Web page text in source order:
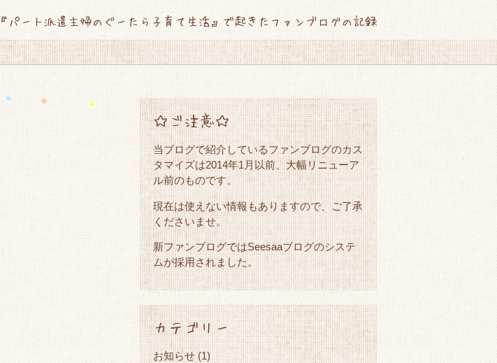
『パート派遣主婦のぐーたら子育て生活』で起きたファンブログの記録
☆ご注意☆
当ブログで紹介しているファンブログのカス
タマイズは2014年1月以前、大幅リニューア
ル前のものです。
現在は使えない情報もありますので、ご了承
くださいませ。
新ファンブログではSeesaaブログのシステ
ムが採用されました。
カテゴリー
お知らせ(1)